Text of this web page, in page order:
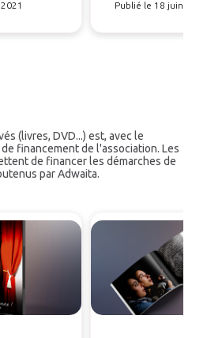
Publié le 18 juin 2019
(livres, DVD...) est, avec le
financement de l'association. Les
de financer les démarches de
par Adwaita.